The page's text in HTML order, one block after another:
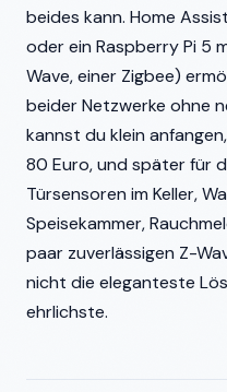
beides kann. Home
oder ein Raspberry Pi 5
Wave, einer Zigbee)
beider Netzwerke ohne
kannst du klein
80 Euro, und später für
Türsensoren im Keller,
Speisekammer,
paar zuverlässigen Z-
nicht die eleganteste
ehrlichste.